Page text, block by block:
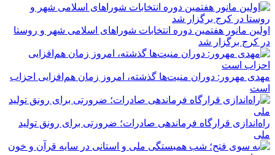
اولین مانور هفتمین دوره انتخابات شوراهای اسلامی شهر و روستا
در کرج برگزار شد
مهدی مهرور: دوران منیت‌ها گذشته، امروز زمان هم‌افزایی احزاب
است
راه‌اندازی قرارگاه فرماندهی صادرات؛ ضرورتی برای رونق تولید
ملی